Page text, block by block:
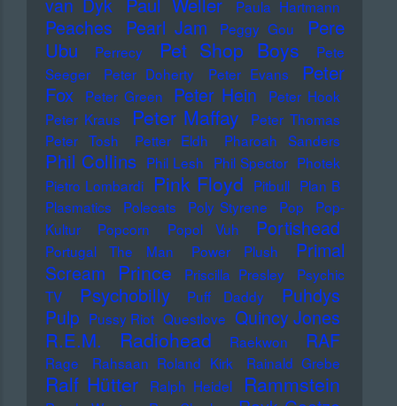
van Dyk Paul Weller Paula Hartmann
Peaches Pearl Jam Peggy Gou
Pere
Ubu
Perrecy Pet Shop Boys
Pete
Seeger
Peter Doherty Peter Evans
Peter
Fox
Peter Green Peter Hein
Peter Hook
Peter Kraus
Peter Maffay
Peter Thomas
Peter Tosh
Petter Eldh Pharoah Sanders
Phil Collins Phil Lesh Phil Spector Photek
Pietro Lombardi
Pink Floyd Pitbull Plan B
Plasmatics
Polecats Poly Styrene Pop
Pop-
Kultur
Popcorn Popol Vuh Portishead
Portugal The Man Power Plush
Primal
Scream
Prince Priscilla Presley
Psychic
TV
Psychobilly Puff Daddy
Puhdys
Pulp Pussy Riot Questlove Quincy Jones
R.E.M. Radiohead Raekwon RAF
Rage Rahsaan Roland Kirk Rainald Grebe
Ralf Hütter Ralph Heidel Rammstein